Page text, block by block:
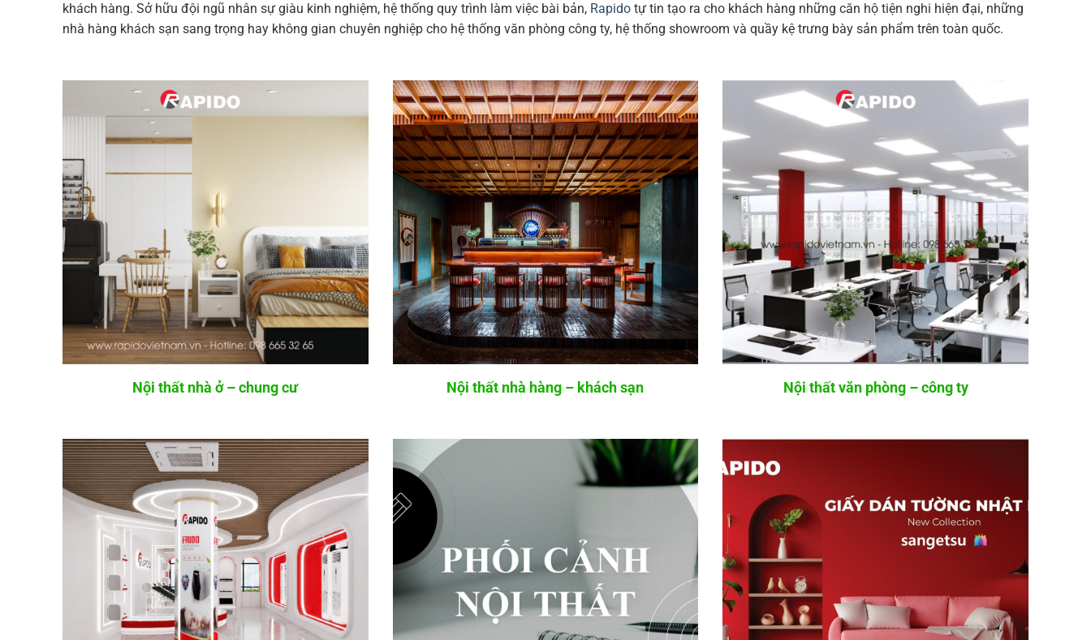
khách hàng. Sở hữu đội ngũ nhân sự giàu kinh nghiệm, hệ thống quy trình làm việc bài bản, Rapido tự tin tạo ra cho khách hàng những căn hộ tiện nghi hiện đại, những
nhà hàng khách sạn sang trọng hay không gian chuyên nghiệp cho hệ thống văn phòng công ty, hệ thống showroom và quầy kệ trưng bày sản phẩm trên toàn quốc.
Nội thất nhà ở – chung cư Nội thất nhà hàng – khách sạn Nội thất văn phòng – công ty